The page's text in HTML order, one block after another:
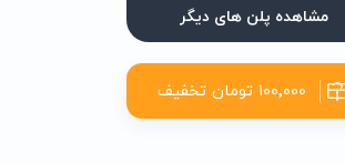
مشاهده پلن های دیگر
۱۰۰٬۰۰۰ تومان تخفیف